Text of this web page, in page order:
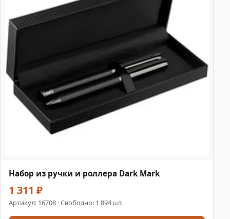
Набор из ручки и роллера Dark Mark
1 311 ₽
Артикул: 16708 · Свободно: 1 894 шт.